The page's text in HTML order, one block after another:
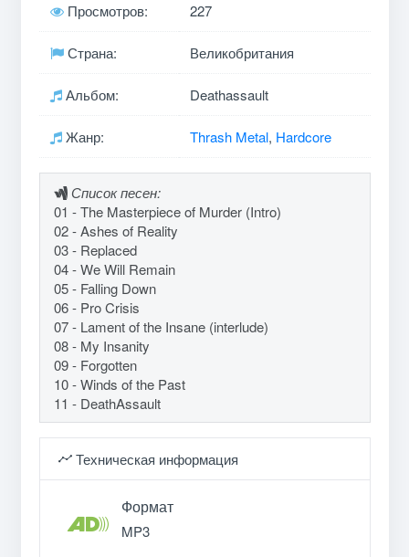
Просмотров: 227
Страна: Великобритания
Альбом: Deathassault
Жанр: Thrash Metal, Hardcore
Список песен:
01 - The Masterpiece of Murder (Intro)
02 - Ashes of Reality
03 - Replaced
04 - We Will Remain
05 - Falling Down
06 - Pro Crisis
07 - Lament of the Insane (interlude)
08 - My Insanity
09 - Forgotten
10 - Winds of the Past
11 - DeathAssault
Техническая информация
Формат
MP3